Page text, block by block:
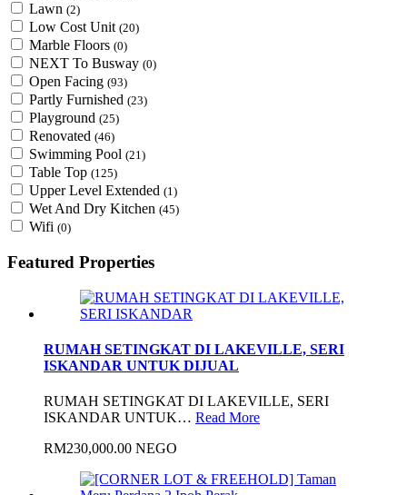
Lawn (2)
Low Cost Unit (20)
Marble Floors (0)
NEXT To Busway (0)
Open Facing (93)
Partly Furnished (23)
Playground (25)
Renovated (46)
Swimming Pool (21)
Table Top (125)
Upper Level Extended (1)
Wet And Dry Kitchen (45)
Wifi (0)
Featured Properties
RUMAH SETINGKAT DI LAKEVILLE, SERI
ISKANDAR UNTUK DIJUAL
RUMAH SETINGKAT DI LAKEVILLE, SERI
ISKANDAR UNTUK… Read More
RM230,000.00 NEGO